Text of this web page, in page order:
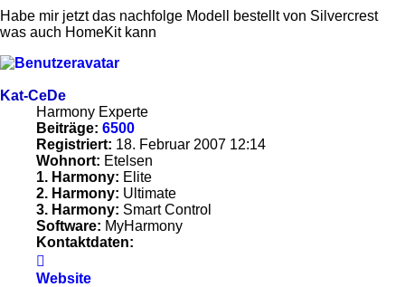
Habe mir jetzt das nachfolge Modell bestellt von Silvercrest
was auch HomeKit kann
Kat-CeDe
Harmony Experte
Beiträge: 6500
Registriert: 18. Februar 2007 12:14
Wohnort: Etelsen
1. Harmony: Elite
2. Harmony: Ultimate
3. Harmony: Smart Control
Software: MyHarmony
Kontaktdaten:
von
Website